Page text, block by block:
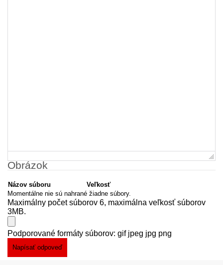
Obrázok
Názov súboru
Veľkosť
Momentálne nie sú nahrané žiadne súbory.
Maximálny počet súborov 6, maximálna veľkosť súborov
3MB.
Podporované formáty súborov: gif jpeg jpg png